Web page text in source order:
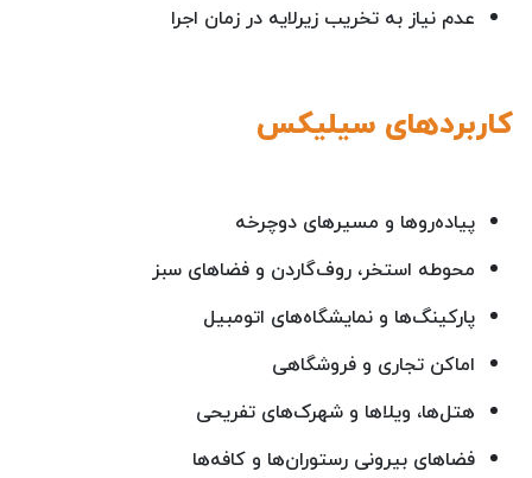
عدم نیاز به تخریب زیرلایه در زمان اجرا
کاربردهای سیلیکس
پیاده‌روها و مسیرهای دوچرخه
محوطه استخر، روف‌گاردن و فضاهای سبز
پارکینگ‌ها و نمایشگاه‌های اتومبیل
اماکن تجاری و فروشگاهی
هتل‌ها، ویلاها و شهرک‌های تفریحی
فضاهای بیرونی رستوران‌ها و کافه‌ها